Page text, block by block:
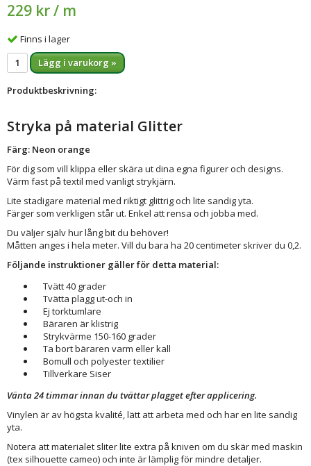
229 kr/ m
Finns i lager
Lägg i varukorg »
Produktbeskrivning:
Stryka på material Glitter
Färg: Neon orange
För dig som vill klippa eller skära ut dina egna figurer och designs.
Värm fast på textil med vanligt strykjärn.
Lite stadigare material med riktigt glittrig och lite sandig yta.
Färger som verkligen står ut. Enkel att rensa och jobba med.
Du väljer själv hur lång bit du behöver!
Måtten anges i hela meter. Vill du bara ha 20 centimeter skriver du 0,2.
Följande instruktioner gäller för detta material:
Tvätt 40 grader
Tvätta plagg ut-och in
Ej torktumlare
Bäraren är klistrig
Strykvärme 150-160 grader
Ta bort bäraren varm eller kall
Bomull och polyester textilier
Tillverkare Siser
Vänta 24 timmar innan du tvättar plagget efter applicering.
Vinylen är av högsta kvalité, lätt att arbeta med och har en lite sandig
yta.
Notera att materialet sliter lite extra på kniven om du skär med maskin
(tex silhouette cameo) och inte är lämplig för mindre detaljer.